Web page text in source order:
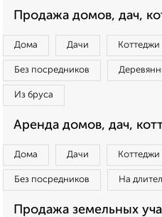
Продажа домов, дач,
Дома Дачи Коттеджи
Без посредников
Из бруса
Аренда домов, дач,
Дома Дачи Коттеджи
Без посредников На
Продажа земельных